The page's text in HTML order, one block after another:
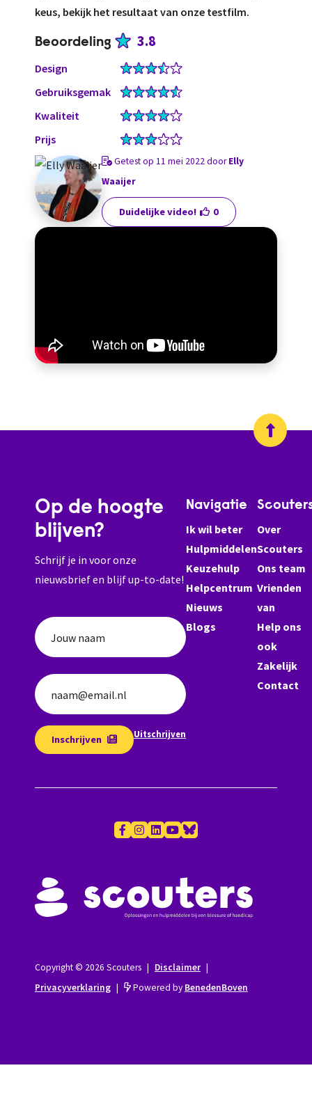
keus, bekijk het resultaat van onze testfilm.
Beoordeling 3.8
Design
Gebruiksgemak
Kwaliteit
Prijs
Getest op 11 mei 2022 doorElly
Waaijer
Duidelijke video! 0
Op de hoogte
blijven?
Schrijf je in voor onze
nieuwsbrief en blijf up-to-date!
Jouw naam
naam@email.nl
Inschrijven Uitschrijven
Navigatie
Ik wil beter
Hulpmiddelen
Keuzehulp
Helpcentrum
Nieuws
Blogs
Over
Scouters
Ons team
Vrienden
van
Help ons
ook
Zakelijk
Contact
Copyright © 2026 Scouters | Disclaimer |
Privacyverklaring | Powered by BenedenBoven